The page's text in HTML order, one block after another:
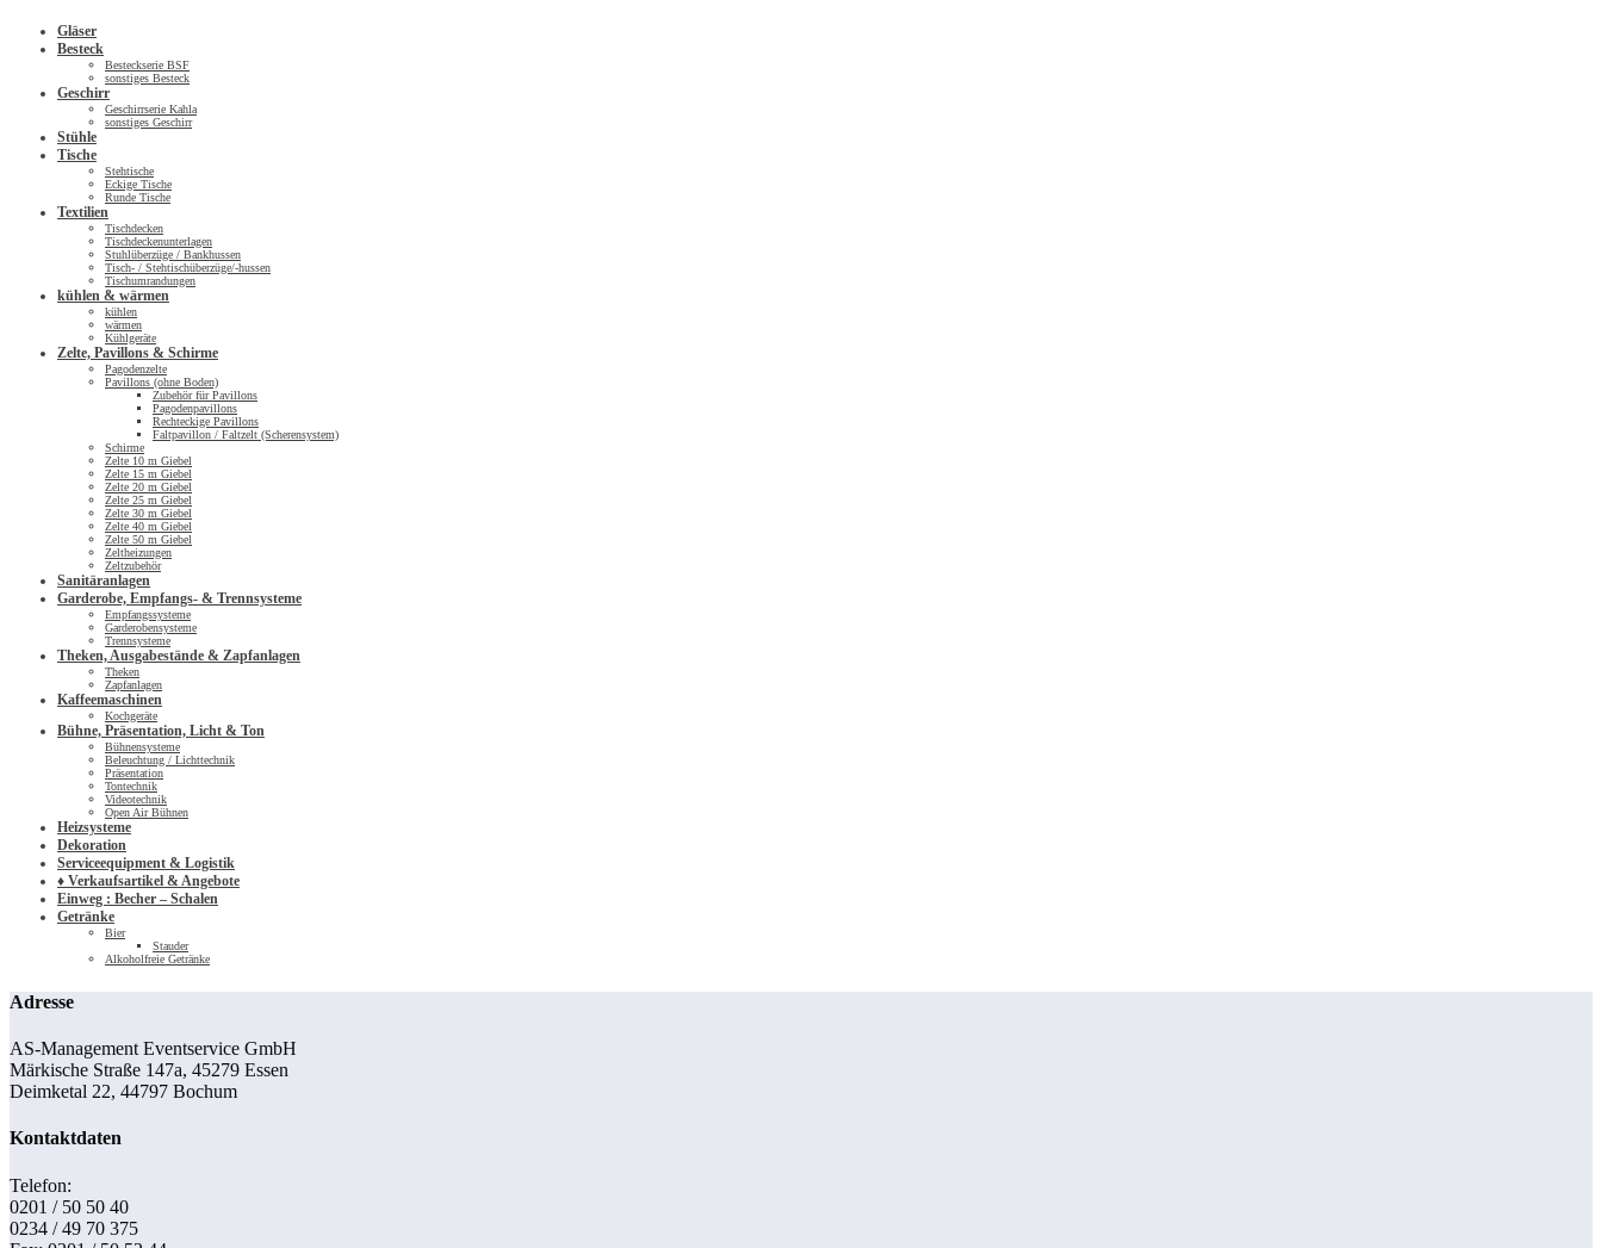
Gläser
Besteck
Besteckserie BSF
sonstiges Besteck
Geschirr
Geschirrserie Kahla
sonstiges Geschirr
Stühle
Tische
Stehtische
Eckige Tische
Runde Tische
Textilien
Tischdecken
Tischdeckenunterlagen
Stuhlüberzüge / Bankhussen
Tisch- / Stehtischüberzüge/-hussen
Tischumrandungen
kühlen & wärmen
kühlen
wärmen
Kühlgeräte
Zelte, Pavillons & Schirme
Pagodenzelte
Pavillons (ohne Boden)
Zubehör für Pavillons
Pagodenpavillons
Rechteckige Pavillons
Faltpavillon / Faltzelt (Scherensystem)
Schirme
Zelte 10 m Giebel
Zelte 15 m Giebel
Zelte 20 m Giebel
Zelte 25 m Giebel
Zelte 30 m Giebel
Zelte 40 m Giebel
Zelte 50 m Giebel
Zeltheizungen
Zeltzubehör
Sanitäranlagen
Garderobe, Empfangs- & Trennsysteme
Empfangssysteme
Garderobensysteme
Trennsysteme
Theken, Ausgabestände & Zapfanlagen
Theken
Zapfanlagen
Kaffeemaschinen
Kochgeräte
Bühne, Präsentation, Licht & Ton
Bühnensysteme
Beleuchtung / Lichttechnik
Präsentation
Tontechnik
Videotechnik
Open Air Bühnen
Heizsysteme
Dekoration
Serviceequipment & Logistik
♦ Verkaufsartikel & Angebote
Einweg : Becher – Schalen
Getränke
Bier
Stauder
Alkoholfreie Getränke
Adresse
AS-Management Eventservice GmbH
Märkische Straße 147a, 45279 Essen
Deimketal 22, 44797 Bochum
Kontaktdaten
Telefon:
0201 / 50 50 40
0234 / 49 70 375